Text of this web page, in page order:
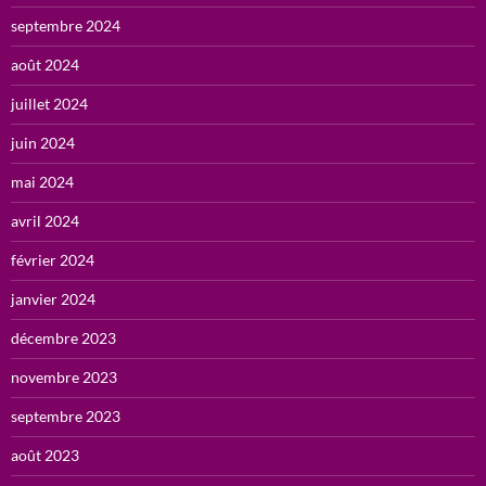
septembre 2024
août 2024
juillet 2024
juin 2024
mai 2024
avril 2024
février 2024
janvier 2024
décembre 2023
novembre 2023
septembre 2023
août 2023